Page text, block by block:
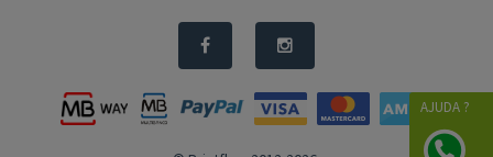
AJUDA ?